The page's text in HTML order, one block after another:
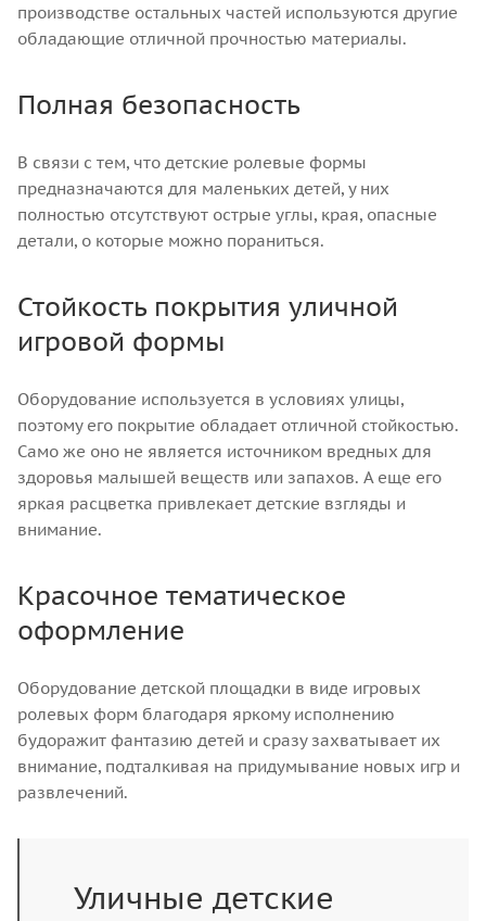
производстве остальных частей используются другие
обладающие отличной прочностью материалы.
Полная безопасность
В связи с тем, что детские ролевые формы
предназначаются для маленьких детей, у них
полностью отсутствуют острые углы, края, опасные
детали, о которые можно пораниться.
Стойкость покрытия уличной
игровой формы
Оборудование используется в условиях улицы,
поэтому его покрытие обладает отличной стойкостью.
Само же оно не является источником вредных для
здоровья малышей веществ или запахов. А еще его
яркая расцветка привлекает детские взгляды и
внимание.
Красочное тематическое
оформление
Оборудование детской площадки в виде игровых
ролевых форм благодаря яркому исполнению
будоражит фантазию детей и сразу захватывает их
внимание, подталкивая на придумывание новых игр и
развлечений.
Уличные детские